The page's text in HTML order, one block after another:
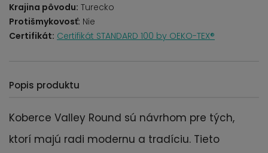
Krajina pôvodu: Turecko
Protišmykovosť: Nie
Certifikát: Certifikát STANDARD 100 by OEKO-TEX®
Popis produktu
Koberce Valley Round sú návrhom pre tých,
ktorí majú radi modernu a tradíciu. Tieto